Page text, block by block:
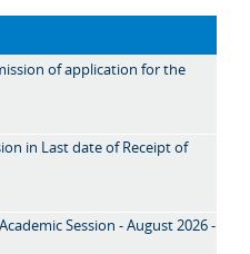
of application for the
in Last date of Receipt of
Session - August 2026 -